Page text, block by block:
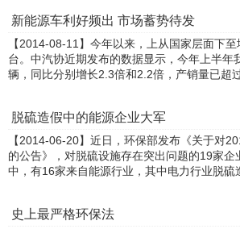
新能源车利好频出 市场蓄势待发
【2014-08-11】今年以来，上从国家层面下
台。中汽协近期发布的数据显示，今年上半
辆，同比分别增长2.3倍和2.2倍，产销量已超
脱硫造假中的能源企业大军
【2014-06-20】近日，环保部发布《关于对
的公告》，对脱硫设施存在突出问题的19家
中，有16家来自能源行业，其中电力行业脱硫
史上最严格环保法